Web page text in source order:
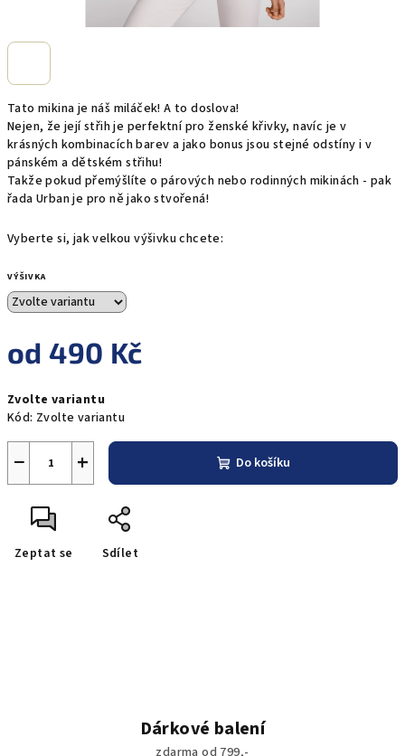
Tato mikina je náš miláček! A to doslova!
Nejen, že její střih je perfektní pro ženské křivky, navíc je v
krásných kombinacích barev a jako bonus jsou stejné odstíny i v
pánském a dětském střihu!
Takže pokud přemýšlíte o párových nebo rodinných mikinách - pak
řada Urban je pro ně jako stvořená!
Vyberte si, jak velkou výšivku chcete:
VÝŠIVKA
od490 Kč
cena:
Zvolte variantu
Kód: Zvolte variantu
+
− Do košíku
Zeptat se Sdílet
Dárkové balení
zdarma od 799,-